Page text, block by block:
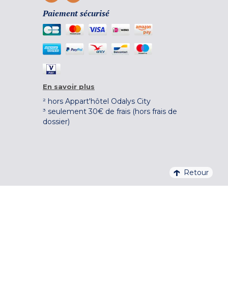
Paiement sécurisé
En savoir plus
² hors Appart'hôtel Odalys City
³ seulement 30€ de frais (hors frais de
dossier)
Retour